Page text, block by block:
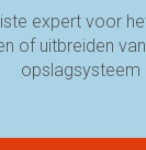
expert voor
of uitbreiden
opslagsysteem